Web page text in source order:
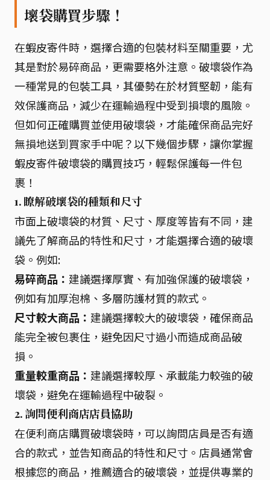
壞袋購買步驟！
在蝦皮寄件時，選擇合適的包裝材料至關重要，尤
其是對於易碎商品，更需要格外注意。破壞袋作為
一種常見的包裝工具，其優勢在於材質堅韌，能有
效保護商品，減少在運輸過程中受到損壞的風險。
但如何正確購買並使用破壞袋，才能確保商品完好
無損地送到買家手中呢？以下幾個步驟，讓你掌握
蝦皮寄件破壞袋的購買技巧，輕鬆保護每一件包
裹！
1. 瞭解破壞袋的種類和尺寸
市面上破壞袋的材質、尺寸、厚度等皆有不同，建
議先了解商品的特性和尺寸，才能選擇合適的破壞
袋。例如:
易碎商品： 建議選擇厚實、有加強保護的破壞袋，
例如有加厚泡棉、多層防護材質的款式。
尺寸較大商品： 建議選擇較大的破壞袋，確保商品
能完全被包裹住，避免因尺寸過小而造成商品破
損。
重量較重商品： 建議選擇較厚、承載能力較強的破
壞袋，避免在運輸過程中破裂。
2. 詢問便利商店店員協助
在便利商店購買破壞袋時，可以詢問店員是否有適
合的款式，並告知商品的特性和尺寸。店員通常會
根據您的商品，推薦適合的破壞袋，並提供專業的